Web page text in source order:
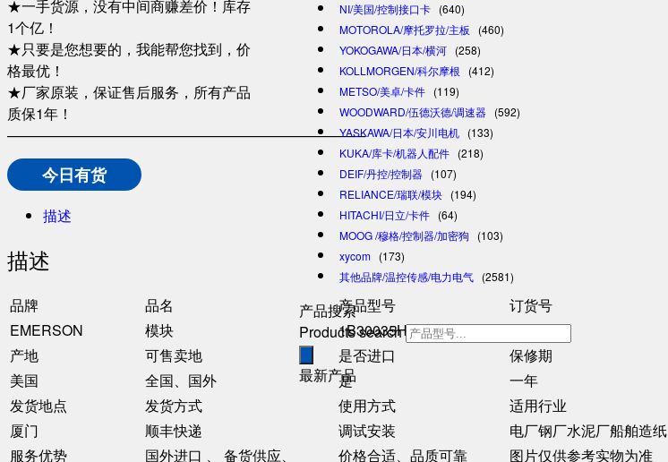
★一手货源，没有中间商赚差价！库存
1个亿！
★只要是您想要的，我能帮您找到，价
格最优！
★厂家原装，保证售后服务，所有产品
质保1年！
—————————————————————————
今日有货
描述
描述
品牌 品名 产品型号
订货号
EMERSON
模块
1B30035H01
产地
可售卖地 是否进口
保修期
美国
全国、国外 是
一年
发货地点
发货方式 使用方式
适用行业
厦门
顺丰快递 调试安装
电厂钢厂水泥厂船舶造纸
服务优势
国外进口 、 备货供应、 价格合适、品质可靠
图片仅供参考实物为准
NI/美国/控制接口卡 (640)
MOTOROLA/摩托罗拉/主板
(460)
YOKOGAWA/日本/横河 (258)
KOLLMORGEN/科尔摩根
(412)
METSO/美卓/卡件 (119)
WOODWARD/伍德沃德/调速器 (592)
YASKAWA/日本/安川电机 (133)
KUKA/库卡/机器人配件 (218)
DEIF/丹控/控制器 (107)
RELIANCE/瑞联/模块 (194)
HITACHI/日立/卡件 (64)
MOOG /穆格/控制器/加密狗
(103)
xycom (173)
其他品牌/温控传感/电力电气 (2581)
产品搜索
Products search
最新产品